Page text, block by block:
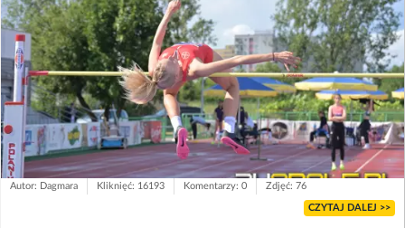
Autor: Dagmara Kliknięć: 16193 Komentarzy: 0 Zdjęć: 76
CZYTAJ DALEJ >>